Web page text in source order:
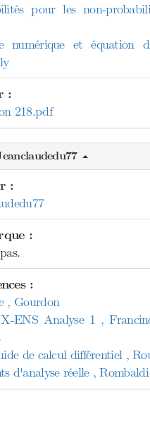
pour les non-
numérique et équation
:
218.pdf
:
:
:
, Gourdon
ENS Analyse 1 ,
de calcul différentiel ,
d'analyse réelle , Rombaldi